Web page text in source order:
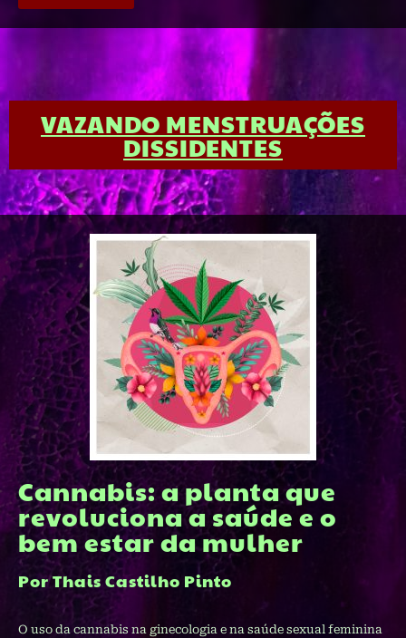
VAZANDO MENSTRUAÇÕES
DISSIDENTES
Cannabis: a planta que
revoluciona a saúde e o
bem estar da mulher
Por Thais Castilho Pinto
O uso da cannabis na ginecologia e na saúde sexual feminina